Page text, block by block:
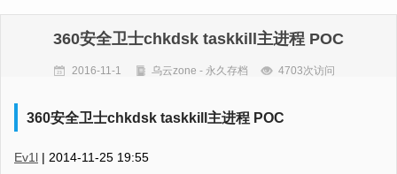
360安全卫士chkdsk taskkill主进程 POC
2016-11-1 乌云zone - 永久存档 4703次访问
360安全卫士chkdsk taskkill主进程 POC
Ev1l | 2014-11-25 19:55